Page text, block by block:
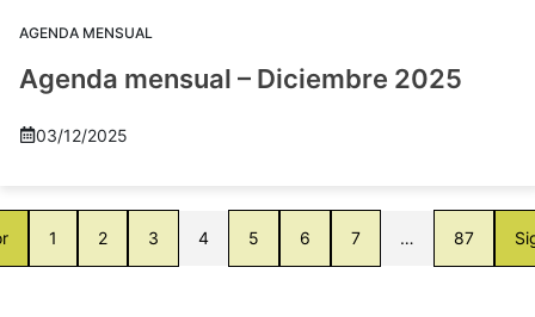
AGENDA MENSUAL
Agenda mensual – Diciembre 2025
03/12/2025
1 2 3 4 5 6 7 … 87